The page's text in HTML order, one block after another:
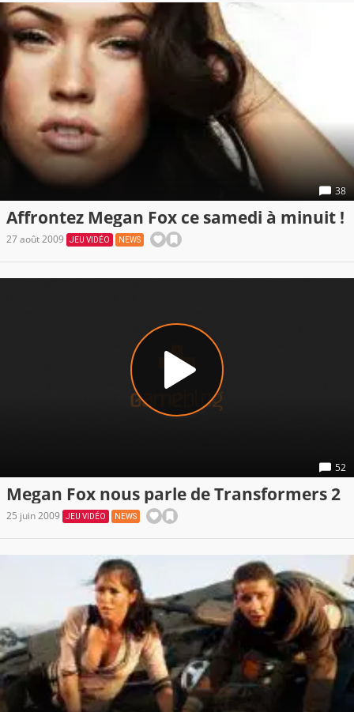
38
Affrontez Megan Fox ce samedi à minuit !
27 août 2009 JEU VIDÉO NEWS
52
Megan Fox nous parle de Transformers 2
25 juin 2009 JEU VIDÉO NEWS